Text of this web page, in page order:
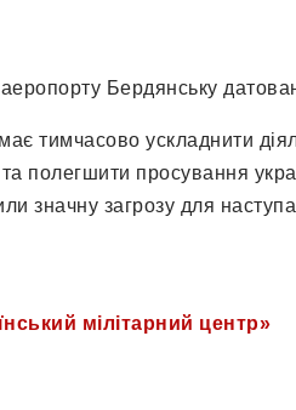
аеропорту Бердянську
тимчасово ускладнити
полегшити просування
значну загрозу для
мілітарний центр»